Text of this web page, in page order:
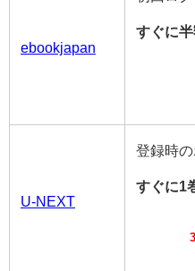
ebookjapan
すぐに
U-NEXT
登録時
すぐに1